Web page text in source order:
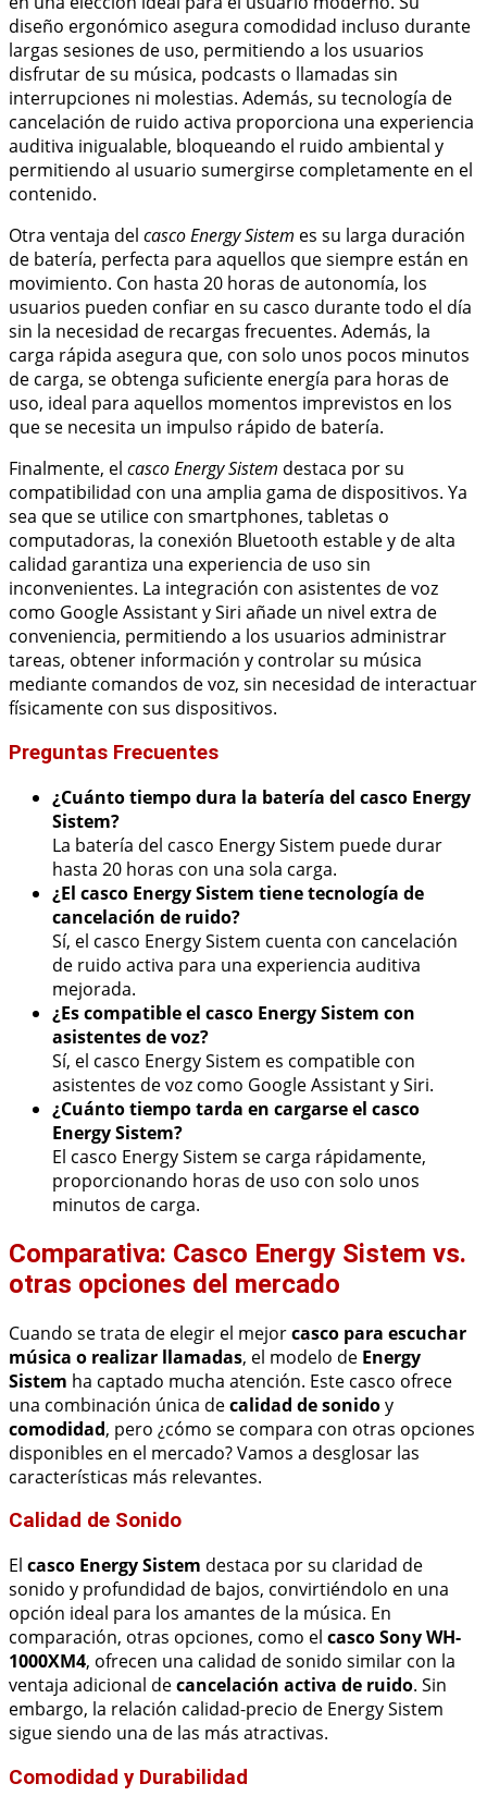
diseño ergonómico asegura comodidad incluso durante
largas sesiones de uso, permitiendo a los usuarios
disfrutar de su música, podcasts o llamadas sin
interrupciones ni molestias. Además, su tecnología de
cancelación de ruido activa proporciona una experiencia
auditiva inigualable, bloqueando el ruido ambiental y
permitiendo al usuario sumergirse completamente en el
contenido.
Otra ventaja del casco Energy Sistem es su larga duración
de batería, perfecta para aquellos que siempre están en
movimiento. Con hasta 20 horas de autonomía, los
usuarios pueden confiar en su casco durante todo el día
sin la necesidad de recargas frecuentes. Además, la
carga rápida asegura que, con solo unos pocos minutos
de carga, se obtenga suficiente energía para horas de
uso, ideal para aquellos momentos imprevistos en los
que se necesita un impulso rápido de batería.
Finalmente, el casco Energy Sistem destaca por su
compatibilidad con una amplia gama de dispositivos. Ya
sea que se utilice con smartphones, tabletas o
computadoras, la conexión Bluetooth estable y de alta
calidad garantiza una experiencia de uso sin
inconvenientes. La integración con asistentes de voz
como Google Assistant y Siri añade un nivel extra de
conveniencia, permitiendo a los usuarios administrar
tareas, obtener información y controlar su música
mediante comandos de voz, sin necesidad de interactuar
físicamente con sus dispositivos.
Preguntas Frecuentes
¿Cuánto tiempo dura la batería del casco Energy
Sistem?
La batería del casco Energy Sistem puede durar
hasta 20 horas con una sola carga.
¿El casco Energy Sistem tiene tecnología de
cancelación de ruido?
Sí, el casco Energy Sistem cuenta con cancelación
de ruido activa para una experiencia auditiva
mejorada.
¿Es compatible el casco Energy Sistem con
asistentes de voz?
Sí, el casco Energy Sistem es compatible con
asistentes de voz como Google Assistant y Siri.
¿Cuánto tiempo tarda en cargarse el casco
Energy Sistem?
El casco Energy Sistem se carga rápidamente,
proporcionando horas de uso con solo unos
minutos de carga.
Comparativa: Casco Energy Sistem vs.
otras opciones del mercado
Cuando se trata de elegir el mejorcasco para escuchar
música o realizar llamadas, el modelo de Energy
Sistem ha captado mucha atención. Este casco ofrece
una combinación única decalidad de sonidoy
comodidad, pero ¿cómo se compara con otras opciones
disponibles en el mercado? Vamos a desglosar las
características más relevantes.
Calidad de Sonido
El casco Energy Sistem destaca por su claridad de
sonido y profundidad de bajos, convirtiéndolo en una
opción ideal para los amantes de la música. En
comparación, otras opciones, como el casco Sony WH-
1000XM4, ofrecen una calidad de sonido similar con la
ventaja adicional decancelación activa de ruido. Sin
embargo, la relación calidad-precio de Energy Sistem
sigue siendo una de las más atractivas.
Comodidad y Durabilidad